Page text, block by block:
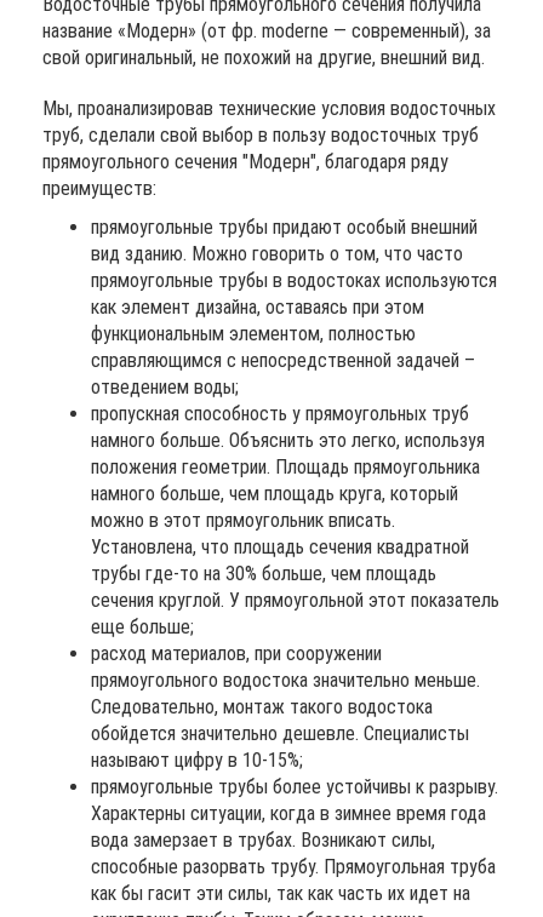
название «Модерн» (от фр. moderne — современный), за
свой оригинальный, не похожий на другие, внешний вид.
Мы, проанализировав технические условия водосточных
труб, сделали свой выбор в пользу водосточных труб
прямоугольного сечения "Модерн", благодаря ряду
преимуществ:
прямоугольные трубы придают особый внешний
вид зданию. Можно говорить о том, что часто
прямоугольные трубы в водостоках используются
как элемент дизайна, оставаясь при этом
функциональным элементом, полностью
справляющимся с непосредственной задачей –
отведением воды;
пропускная способность у прямоугольных труб
намного больше. Объяснить это легко, используя
положения геометрии. Площадь прямоугольника
намного больше, чем площадь круга, который
можно в этот прямоугольник вписать.
Установлена, что площадь сечения квадратной
трубы где-то на 30% больше, чем площадь
сечения круглой. У прямоугольной этот показатель
еще больше;
расход материалов, при сооружении
прямоугольного водостока значительно меньше.
Следовательно, монтаж такого водостока
обойдется значительно дешевле. Специалисты
называют цифру в 10-15%;
прямоугольные трубы более устойчивы к разрыву.
Характерны ситуации, когда в зимнее время года
вода замерзает в трубах. Возникают силы,
способные разорвать трубу. Прямоугольная труба
как бы гасит эти силы, так как часть их идет на